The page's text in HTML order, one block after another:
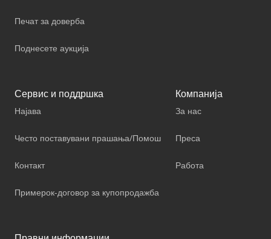
Печат за доверба
Поднесете аукција
Сервис и поддршка
Најава
Често поставувани прашања/Помош
Контакт
Примерок-договор за купопродажба
Компанија
За нас
Преса
Работа